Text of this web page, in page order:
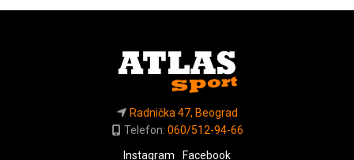
Radnička 47, Beograd
Telefon: 060/512-94-66
Instagram
Facebook